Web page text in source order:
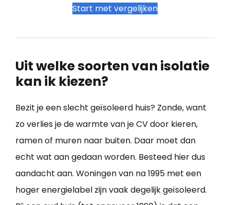
Start met vergelijken
Uit welke soorten van isolatie
kan ik kiezen?
Bezit je een slecht geïsoleerd huis? Zonde, want
zo verlies je de warmte van je CV door kieren,
ramen of muren naar buiten. Daar moet dan
echt wat aan gedaan worden. Besteed hier dus
aandacht aan. Woningen van na 1995 met een
hoger energielabel zijn vaak degelijk geïsoleerd.